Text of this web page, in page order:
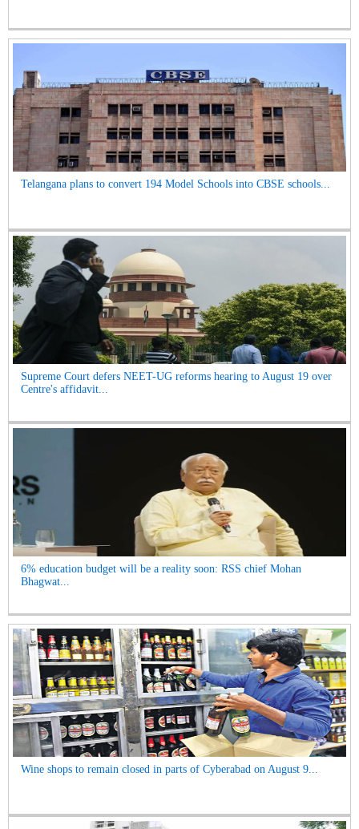
Telangana plans to convert 194 Model Schools into CBSE schools...
Supreme Court defers NEET-UG reforms hearing to August 19 over
Centre's affidavit...
6% education budget will be a reality soon: RSS chief Mohan
Bhagwat...
Wine shops to remain closed in parts of Cyberabad on August 9...